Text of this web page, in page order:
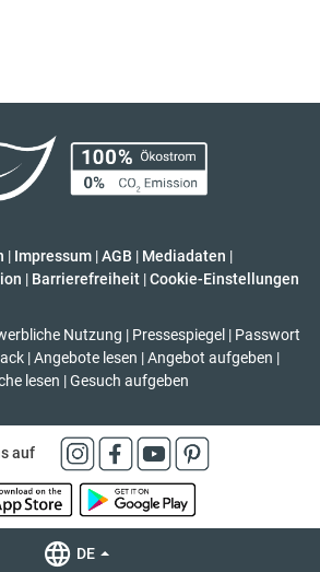
| Impressum |AGB | Mediadaten |
| Barrierefreiheit | Cookie-Einstellungen
Nutzung | Pressespiegel | Passwort
| Angebote lesen | Angebot aufgeben |
lesen | Gesuch aufgeben
auf
DE